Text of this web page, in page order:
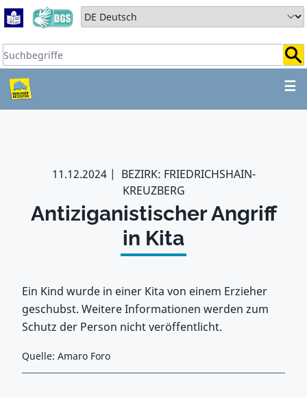
Zum Hauptbereich springen
Zum Hauptmenü springen
Sprache auswählen:
Suchbegriffe:
☰
ZUM HAUPTBEREICH
11.12.2024
BEZIRK: FRIEDRICHSHAIN-
KREUZBERG
Antiziganistischer Angriff
in Kita
Ein Kind wurde in einer Kita von einem Erzieher
geschubst. Weitere Informationen werden zum
Schutz der Person nicht veröffentlicht.
Quelle: Amaro Foro